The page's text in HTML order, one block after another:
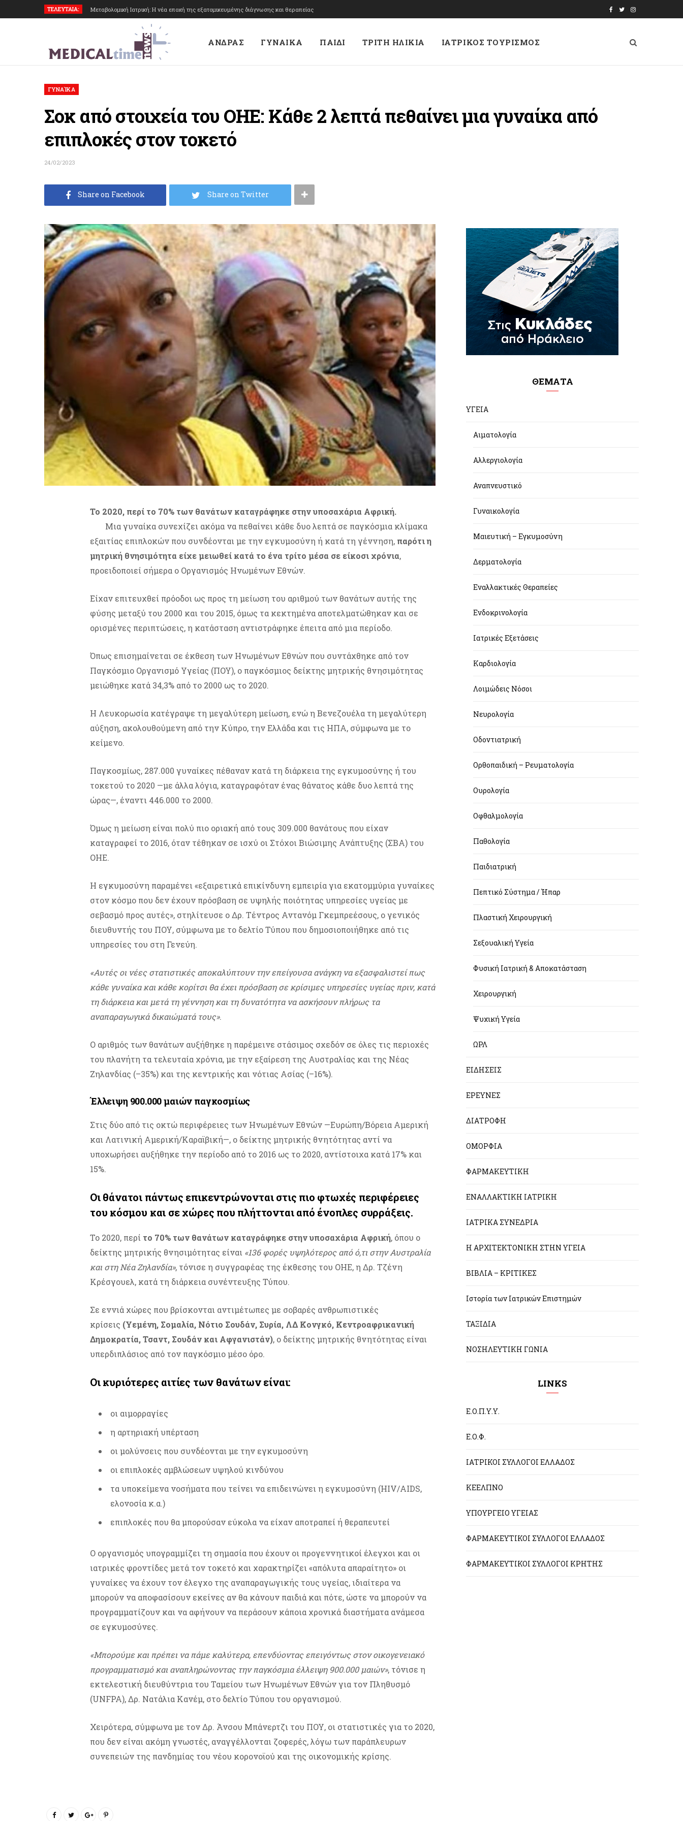
ΤΕΛΕΥΤΑΙΑ: Μεταβολομική Ιατρική: Η νέα εποχή της εξατομικευμένης διάγνωσης και θεραπείας
e
T
t
I
s
t
ΑΝΔΡΑΣ ΓΥΝΑΙΚΑ ΠΑΙΔΙ ΤΡΙΤΗ ΗΛΙΚΙΑ ΙΑΤΡΙΚΟΣ ΤΟΥΡΙΣΜΟΣ
ΓΥΝΑΊΚΑ
Σοκ από στοιχεία του ΟΗΕ: Κάθε 2 λεπτά πεθαίνει μια γυναίκα από
επιπλοκές στον τοκετό
24/02/2023
Share on Facebook Share on Twitter
Το 2020, περί το 70% των θανάτων καταγράφηκε στην υποσαχάρια Αφρική.
Μια γυναίκα συνεχίζει ακόμα να πεθαίνει κάθε δυο λεπτά σε παγκόσμια κλίμακα
εξαιτίας επιπλοκών που συνδέονται με την εγκυμοσύνη ή κατά τη γέννηση, παρότι η
μητρική θνησιμότητα είχε μειωθεί κατά το ένα τρίτο μέσα σε είκοσι χρόνια,
προειδοποιεί σήμερα ο Οργανισμός Ηνωμένων Εθνών.
Είχαν επιτευχθεί πρόοδοι ως προς τη μείωση του αριθμού των θανάτων αυτής της
φύσης μεταξύ του 2000 και του 2015, όμως τα κεκτημένα αποτελματώθηκαν και σε
ορισμένες περιπτώσεις, η κατάσταση αντιστράφηκε έπειτα από μια περίοδο.
Όπως επισημαίνεται σε έκθεση των Ηνωμένων Εθνών που συντάχθηκε από τον
Παγκόσμιο Οργανισμό Υγείας (ΠΟΥ), ο παγκόσμιος δείκτης μητρικής θνησιμότητας
μειώθηκε κατά 34,3% από το 2000 ως το 2020.
Η Λευκορωσία κατέγραψε τη μεγαλύτερη μείωση, ενώ η Βενεζουέλα τη μεγαλύτερη
αύξηση, ακολουθούμενη από την Κύπρο, την Ελλάδα και τις ΗΠΑ, σύμφωνα με το
κείμενο.
Παγκοσμίως, 287.000 γυναίκες πέθαναν κατά τη διάρκεια της εγκυμοσύνης ή του
τοκετού το 2020 —με άλλα λόγια, καταγραφόταν ένας θάνατος κάθε δυο λεπτά της
ώρας—, έναντι 446.000 το 2000.
Όμως η μείωση είναι πολύ πιο οριακή από τους 309.000 θανάτους που είχαν
καταγραφεί το 2016, όταν τέθηκαν σε ισχύ οι Στόχοι Βιώσιμης Ανάπτυξης (ΣΒΑ) του
ΟΗΕ.
Η εγκυμοσύνη παραμένει «εξαιρετικά επικίνδυνη εμπειρία για εκατομμύρια γυναίκες
στον κόσμο που δεν έχουν πρόσβαση σε υψηλής ποιότητας υπηρεσίες υγείας με
σεβασμό προς αυτές», στηλίτευσε ο Δρ. Τέντρος Αντανόμ Γκεμπρεέσους, ο γενικός
διευθυντής του ΠΟΥ, σύμφωνα με το δελτίο Τύπου που δημοσιοποιήθηκε από τις
υπηρεσίες του στη Γενεύη.
«Αυτές οι νέες στατιστικές αποκαλύπτουν την επείγουσα ανάγκη να εξασφαλιστεί πως
κάθε γυναίκα και κάθε κορίτσι θα έχει πρόσβαση σε κρίσιμες υπηρεσίες υγείας πριν, κατά
τη διάρκεια και μετά τη γέννηση και τη δυνατότητα να ασκήσουν πλήρως τα
αναπαραγωγικά δικαιώματά τους».
Ο αριθμός των θανάτων αυξήθηκε η παρέμεινε στάσιμος σχεδόν σε όλες τις περιοχές
του πλανήτη τα τελευταία χρόνια, με την εξαίρεση της Αυστραλίας και της Νέας
Ζηλανδίας (–35%) και της κεντρικής και νότιας Ασίας (–16%).
Έλλειψη 900.000 μαιών παγκοσμίως
Στις δύο από τις οκτώ περιφέρειες των Ηνωμένων Εθνών —Ευρώπη/Βόρεια Αμερική
και Λατινική Αμερική/Καραϊβική—, ο δείκτης μητρικής θνητότητας αντί να
υποχωρήσει αυξήθηκε την περίοδο από το 2016 ως το 2020, αντίστοιχα κατά 17% και
15%.
Οι θάνατοι πάντως επικεντρώνονται στις πιο φτωχές περιφέρειες
του κόσμου και σε χώρες που πλήττονται από ένοπλες συρράξεις.
Το 2020, περί το 70% των θανάτων καταγράφηκε στην υποσαχάρια Αφρική, όπου ο
δείκτης μητρικής θνησιμότητας είναι «136 φορές υψηλότερος από ό,τι στην Αυστραλία
και στη Νέα Ζηλανδία», τόνισε η συγγραφέας της έκθεσης του ΟΗΕ, η Δρ. Τζένη
Κρέσγουελ, κατά τη διάρκεια συνέντευξης Τύπου.
Σε εννιά χώρες που βρίσκονται αντιμέτωπες με σοβαρές ανθρωπιστικές
κρίσεις (Υεμένη, Σομαλία, Νότιο Σουδάν, Συρία, ΛΔ Κονγκό, Κεντροαφρικανική
Δημοκρατία, Τσαντ, Σουδάν και Αφγανιστάν), ο δείκτης μητρικής θνητότητας είναι
υπερδιπλάσιος από τον παγκόσμιο μέσο όρο.
Οι κυριότερες αιτίες των θανάτων είναι:
οι αιμορραγίες
η αρτηριακή υπέρταση
οι μολύνσεις που συνδέονται με την εγκυμοσύνη
οι επιπλοκές αμβλώσεων υψηλού κινδύνου
τα υποκείμενα νοσήματα που τείνει να επιδεινώνει η εγκυμοσύνη (HIV/AIDS,
ελονοσία κ.α.)
επιπλοκές που θα μπορούσαν εύκολα να είχαν αποτραπεί ή θεραπευτεί
Ο οργανισμός υπογραμμίζει τη σημασία που έχουν οι προγεννητικοί έλεγχοι και οι
ιατρικές φροντίδες μετά τον τοκετό και χαρακτηρίζει «απόλυτα απαραίτητο» οι
γυναίκες να έχουν τον έλεγχο της αναπαραγωγικής τους υγείας, ιδιαίτερα να
μπορούν να αποφασίσουν εκείνες αν θα κάνουν παιδιά και πότε, ώστε να μπορούν να
προγραμματίζουν και να αφήνουν να περάσουν κάποια χρονικά διαστήματα ανάμεσα
σε εγκυμοσύνες.
«Μπορούμε και πρέπει να πάμε καλύτερα, επενδύοντας επειγόντως στον οικογενειακό
προγραμματισμό και αναπληρώνοντας την παγκόσμια έλλειψη 900.000 μαιών», τόνισε η
εκτελεστική διευθύντρια του Ταμείου των Ηνωμένων Εθνών για τον Πληθυσμό
(UNFPA), Δρ. Νατάλια Κανέμ, στο δελτίο Τύπου του οργανισμού.
Χειρότερα, σύμφωνα με τον Δρ. Άνσου Μπάνερτζι του ΠΟΥ, οι στατιστικές για το 2020,
που δεν είναι ακόμη γνωστές, αναγγέλλονται ζοφερές, λόγω των παράπλευρων
συνεπειών της πανδημίας του νέου κορονοϊού και της οικονομικής κρίσης.
ΘΕΜΑΤΑ
ΥΓΕΙΑ
Αιματολογία
Αλλεργιολογία
Αναπνευστικό
Γυναικολογία
Μαιευτική – Εγκυμοσύνη
Δερματολογία
Εναλλακτικές Θεραπείες
Ενδοκρινολογία
Ιατρικές Εξετάσεις
Καρδιολογία
Λοιμώδεις Νόσοι
Νευρολογία
Οδοντιατρική
Ορθοπαιδική – Ρευματολογία
Ουρολογία
Οφθαλμολογία
Παθολογία
Παιδιατρική
Πεπτικό Σύστημα / Ήπαρ
Πλαστική Χειρουργική
Σεξουαλική Υγεία
Φυσική Ιατρική & Αποκατάσταση
Χειρουργική
Ψυχική Υγεία
ΩΡΛ
ΕΙΔΗΣΕΙΣ
ΕΡΕΥΝΕΣ
ΔΙΑΤΡΟΦΗ
ΟΜΟΡΦΙΑ
ΦΑΡΜΑΚΕΥΤΙΚΗ
ΕΝΑΛΛΑΚΤΙΚΗ ΙΑΤΡΙΚΗ
ΙΑΤΡΙΚΑ ΣΥΝΕΔΡΙΑ
Η ΑΡΧΙΤΕΚΤΟΝΙΚΗ ΣΤΗΝ ΥΓΕΙΑ
ΒΙΒΛΙΑ – ΚΡΙΤΙΚΕΣ
Ιστορία των Ιατρικών Επιστημών
ΤΑΞΙΔΙΑ
ΝΟΣΗΛΕΥΤΙΚΗ ΓΩΝΙΑ
LINKS
Ε.Ο.Π.Υ.Υ.
Ε.Ο.Φ.
ΙΑΤΡΙΚΟΙ ΣΥΛΛΟΓΟΙ ΕΛΛΑΔΟΣ
ΚΕΕΛΠΝΟ
ΥΠΟΥΡΓΕΙΟ ΥΓΕΙΑΣ
ΦΑΡΜΑΚΕΥΤΙΚΟΙ ΣΥΛΛΟΓΟΙ ΕΛΛΑΔΟΣ
ΦΑΡΜΑΚΕΥΤΙΚΟΙ ΣΥΛΛΟΓΟΙ ΚΡΗΤΗΣ